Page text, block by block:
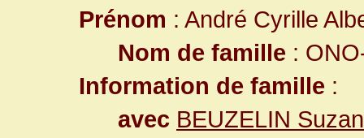
Prénom : André Cyrille
Nom de famille :
Information de famille :
avec BEUZELIN